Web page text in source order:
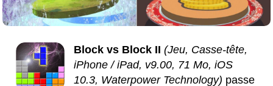
Block vs Block II (Jeu, Casse-tête,
iPhone / iPad, v9.00, 71 Mo, iOS
10.3, Waterpower Technology) passe